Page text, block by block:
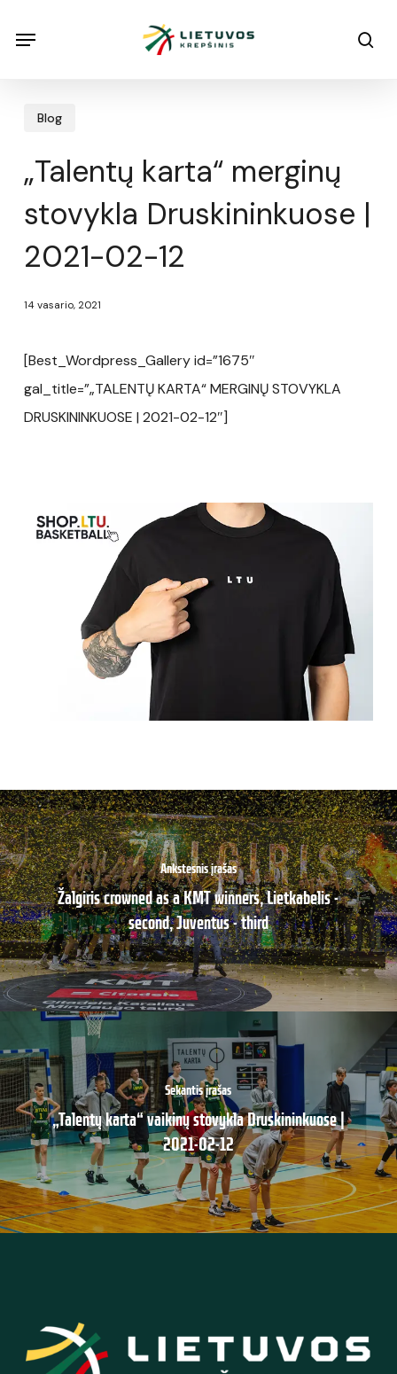
Menu
Blog
„Talentų karta“ merginų
stovykla Druskininkuose |
2021-02-12
14 vasario, 2021
[Best_Wordpress_Gallery id=”1675″
gal_title=”„TALENTŲ KARTA“ MERGINŲ STOVYKLA
DRUSKININKUOSE | 2021-02-12″]
Ankstesnis įrašas
Žalgiris crowned as a KMT winners, Lietkabelis -
second, Juventus - third
Sekantis įrašas
„Talentų karta“ vaikinų stovykla Druskininkuose |
2021-02-12